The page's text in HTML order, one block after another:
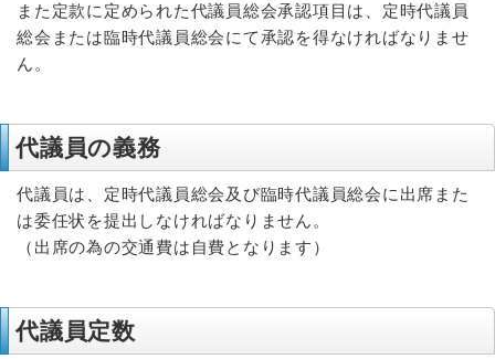
また定款に定められた代議員総会承認項目は、定時代議員
総会または臨時代議員総会にて承認を得なければなりませ
ん。
代議員の義務
代議員は、定時代議員総会及び臨時代議員総会に出席また
は委任状を提出しなければなりません。
（出席の為の交通費は自費となります）
代議員定数